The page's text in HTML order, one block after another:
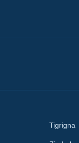
Tigrigna